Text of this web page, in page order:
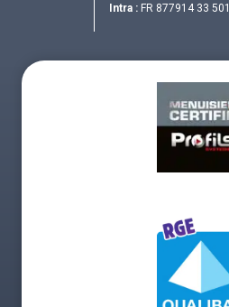
Intra : FR 877914 33 501